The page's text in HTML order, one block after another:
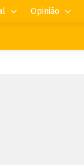
Opinião